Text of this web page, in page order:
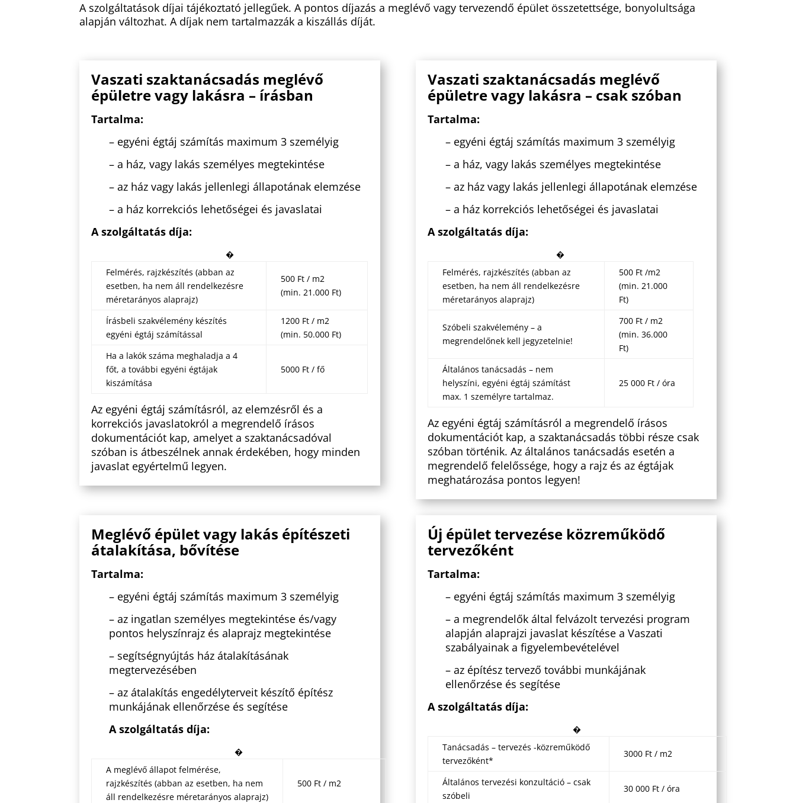
A szolgáltatások díjai tájékoztató jellegűek. A pontos díjazás a meglévő vagy tervezendő épület összetettsége, bonyolultsága
alapján változhat. A díjak nem tartalmazzák a kiszállás díját.
Vaszati szaktanácsadás meglévő
épületre vagy lakásra – írásban
Tartalma:
– egyéni égtáj számítás maximum 3 személyig
– a ház, vagy lakás személyes megtekintése
– az ház vagy lakás jellenlegi állapotának elemzése
– a ház korrekciós lehetőségei és javaslatai
A szolgáltatás díja:
�
Felmérés, rajzkészítés (abban az
esetben, ha nem áll rendelkezésre
méretarányos alaprajz)
500 Ft / m2
(min. 21.000 Ft)
Írásbeli szakvélemény készítés
egyéni égtáj számítással
1200 Ft / m2
(min. 50.000 Ft)
Ha a lakók száma meghaladja a 4
főt, a további egyéni égtájak
kiszámítása
5000 Ft / fő
Az egyéni égtáj számításról, az elemzésről és a
korrekciós javaslatokról a megrendelő írásos
dokumentációt kap, amelyet a szaktanácsadóval
szóban is átbeszélnek annak érdekében, hogy minden
javaslat egyértelmű legyen.
Vaszati szaktanácsadás meglévő
épületre vagy lakásra – csak szóban
Tartalma:
– egyéni égtáj számítás maximum 3 személyig
– a ház, vagy lakás személyes megtekintése
– az ház vagy lakás jellenlegi állapotának elemzése
– a ház korrekciós lehetőségei és javaslatai
A szolgáltatás díja:
�
Felmérés, rajzkészítés (abban az
esetben, ha nem áll rendelkezésre
méretarányos alaprajz)
500 Ft /m2
(min. 21.000
Ft)
Szóbeli szakvélemény – a
megrendelőnek kell jegyzetelnie!
700 Ft / m2
(min. 36.000
Ft)
Általános tanácsadás – nem
helyszíni, egyéni égtáj számítást
max. 1 személyre tartalmaz.
25 000 Ft / óra
Az egyéni égtáj számításról a megrendelő írásos
dokumentációt kap, a szaktanácsadás többi része csak
szóban történik. Az általános tanácsadás esetén a
megrendelő felelőssége, hogy a rajz és az égtájak
meghatározása pontos legyen!
Meglévő épület vagy lakás építészeti
átalakítása, bővítése
Tartalma:
– egyéni égtáj számítás maximum 3 személyig
– az ingatlan személyes megtekintése és/vagy
pontos helyszínrajz és alaprajz megtekintése
– segítségnyújtás ház átalakításának
megtervezésében
– az átalakítás engedélyterveit készítő építész
munkájának ellenőrzése és segítése
A szolgáltatás díja:
�
A meglévő állapot felmérése,
rajzkészítés (abban az esetben, ha nem
áll rendelkezésre méretarányos alaprajz)
500 Ft / m2
Új épület tervezése közreműködő
tervezőként
Tartalma:
– egyéni égtáj számítás maximum 3 személyig
– a megrendelők által felvázolt tervezési program
alapján alaprajzi javaslat készítése a Vaszati
szabályainak a figyelembevételével
– az építész tervező további munkájának
ellenőrzése és segítése
A szolgáltatás díja:
�
Tanácsadás – tervezés -közreműködő
tervezőként*
3000 Ft / m2
Általános tervezési konzultáció – csak
szóbeli
30 000 Ft / óra